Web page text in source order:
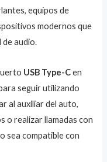
equipos de
modernos que
audio.
USB Type-Cen
seguir utilizando
al auxiliar del auto,
o realizar llamadas con
sea compatible con